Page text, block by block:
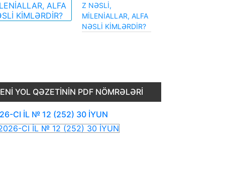
Z NƏSLİ,
MİLENİALLAR, ALFA
NƏSLİ KİMLƏRDİR?
YOL QƏZETININ PDF NÖMRƏLƏRI
CI İL № 12 (252) 30 İYUN